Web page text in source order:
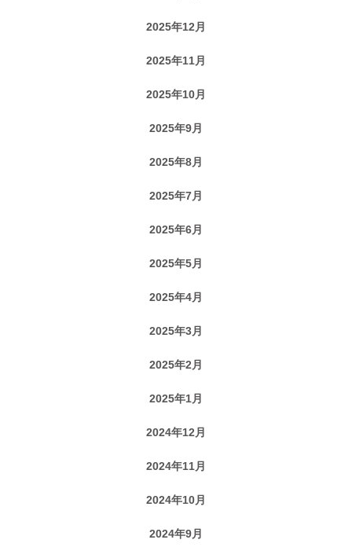
2025年12月
2025年11月
2025年10月
2025年9月
2025年8月
2025年7月
2025年6月
2025年5月
2025年4月
2025年3月
2025年2月
2025年1月
2024年12月
2024年11月
2024年10月
2024年9月